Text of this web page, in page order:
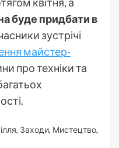
буде придбати в
зустрічі
майстер-
про техніки та
, Заходи, Мистецтво,